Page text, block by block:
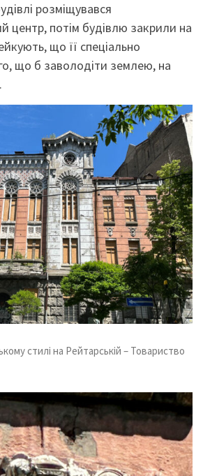
розміщувався
центр, потім будівлю закрили на
що її спеціально
що б заволодіти землею, на
стилі на Рейтарській – Товариство